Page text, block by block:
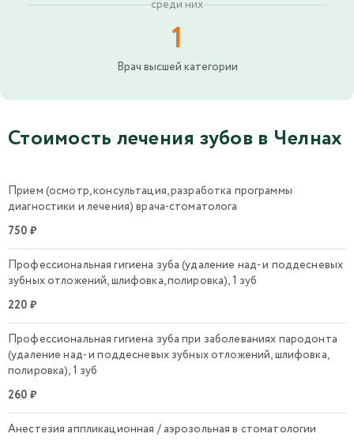
среди них
1
Врач высшей категории
Стоимость лечения зубов в Челнах
Прием (осмотр, консультация, разработка программы
диагностики и лечения) врача-стоматолога
750 ₽
Профессиональная гигиена зуба (удаление над- и поддесневых
зубных отложений, шлифовка, полировка), 1 зуб
220 ₽
Профессиональная гигиена зуба при заболеваниях пародонта
(удаление над- и поддесневых зубных отложений, шлифовка,
полировка), 1 зуб
260 ₽
Анестезия аппликационная / аэрозольная в стоматологии